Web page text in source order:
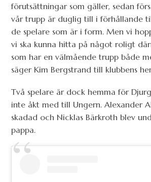
förutsättningar som gäller, sedan
vår trupp är duglig till i förhållande
de spelare som är i form. Men vi
vi ska kunna hitta på något roligt
som har en välmående trupp både
säger Kim Bergstrand till klubbens
Två spelare är dock hemma för
inte åkt med till Ungern. Alexander
skadad och Nicklas Bärkroth blev
pappa.